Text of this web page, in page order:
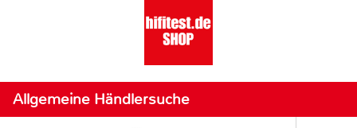
Allgemeine Händlersuche